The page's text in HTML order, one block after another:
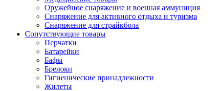
Оружейное снаряжение и военная аммуниция
Снаряжение для активного отдыха и туризма
Снаряжение для страйкбола
Сопутствующие товары
Перчатки
Батарейки
Бафы
Брелоки
Гигиенические принадлежности
Жилеты